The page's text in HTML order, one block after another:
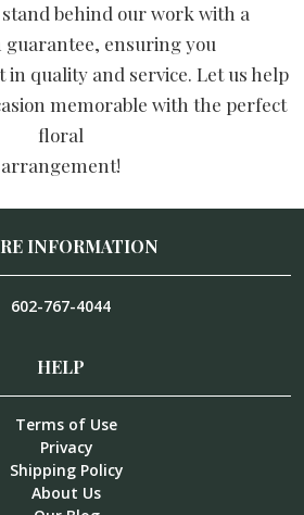
behind our work with a
guarantee, ensuring you
in quality and service. Let us help
memorable with the perfect
floral
arrangement!
INFORMATION
602-767-4044
HELP
Terms of Use
Privacy
Shipping Policy
About Us